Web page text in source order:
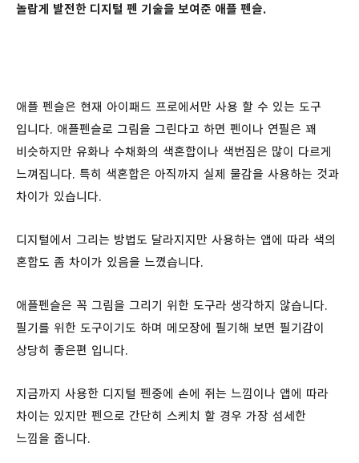
놀랍게 발전한 디지털 펜 기술을 보여준 애플 펜슬.
애플 펜슬은 현재 아이패드 프로에서만 사용 할 수 있는 도구
입니다. 애플펜슬로 그림을 그린다고 하면 펜이나 연필은 꽤
비슷하지만 유화나 수채화의 색혼합이나 색번짐은 많이 다르게
느껴집니다. 특히 색혼합은 아직까지 실제 물감을 사용하는 것과
차이가 있습니다.
디지털에서 그리는 방법도 달라지지만 사용하는 앱에 따라 색의
혼합도 좀 차이가 있음을 느꼈습니다.
애플펜슬은 꼭 그림을 그리기 위한 도구라 생각하지 않습니다.
필기를 위한 도구이기도 하며 메모장에 필기해 보면 필기감이
상당히 좋은편 입니다.
지금까지 사용한 디지털 펜중에 손에 쥐는 느낌이나 앱에 따라
차이는 있지만 펜으로 간단히 스케치 할 경우 가장 섬세한
느낌을 줍니다.